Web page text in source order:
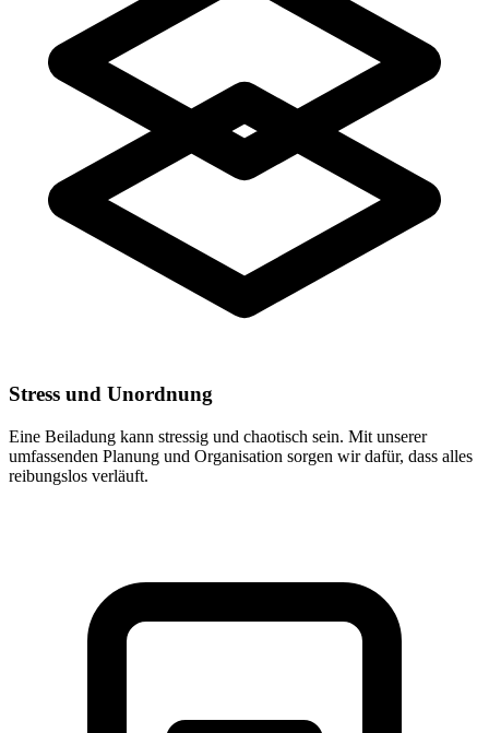
Stress und Unordnung
Eine Beiladung kann stressig und chaotisch sein. Mit unserer
umfassenden Planung und Organisation sorgen wir dafür, dass alles
reibungslos verläuft.